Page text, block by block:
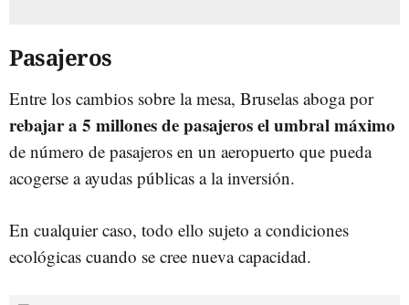
Pasajeros
Entre los cambios sobre la mesa, Bruselas aboga por
rebajar a 5 millones de pasajeros el umbral máximo
de número de pasajeros en un aeropuerto que pueda
acogerse a ayudas públicas a la inversión.
En cualquier caso, todo ello sujeto a condiciones
ecológicas cuando se cree nueva capacidad.